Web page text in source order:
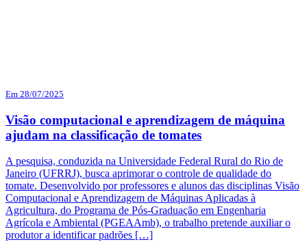
Em 28/07/2025
Visão computacional e aprendizagem de máquina
ajudam na classificação de tomates
A pesquisa, conduzida na Universidade Federal Rural do Rio de
Janeiro (UFRRJ), busca aprimorar o controle de qualidade do
tomate. Desenvolvido por professores e alunos das disciplinas Visão
Computacional e Aprendizagem de Máquinas Aplicadas à
Agricultura, do Programa de Pós-Graduação em Engenharia
Agrícola e Ambiental (PGEAAmb), o trabalho pretende auxiliar o
produtor a identificar padrões […]